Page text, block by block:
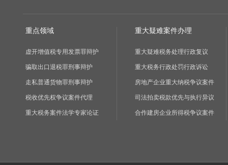
重点领域
虚开增值税专用发票罪辩护
骗取出口退税罪刑事辩护
走私普通货物罪刑事辩护
税收优先权争议案件代理
重大税务案件法学专家论证
重大疑难案件办理
重大疑难税务处理行政复议
重大税务行政处罚行政诉讼
房地产企业重大纳税争议案件
司法拍卖税款优先与执行异议
合作建房企业所得税争议案件